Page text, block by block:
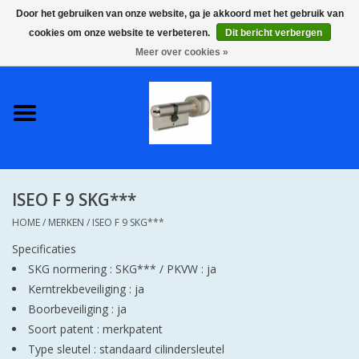
0 Artikelen - €0,00
S2 COMPLETE VEILIGE
SKG**
S2 CILINDER SLOTEN IN
IEDERE GEWENSTE MAAT MET
GEWONE GENUMMERDE
SLEUTELS SKG**
S2 CILINDERSLOTEN IN IEDERE
ISEO F 9 SKG***
HOME/ MERKEN / ISEO F 9 SKG***
Specificaties
SKG normering : SKG*** / PKVW : ja
Kerntrekbeveiliging : ja
Boorbeveiliging : ja
Soort patent : merkpatent
Type sleutel : standaard cilindersleutel
Door het gebruiken van onze website, ga je akkoord met het gebruik van
cookies om onze website te verbeteren.
Dit bericht verbergen
Meer over cookies »